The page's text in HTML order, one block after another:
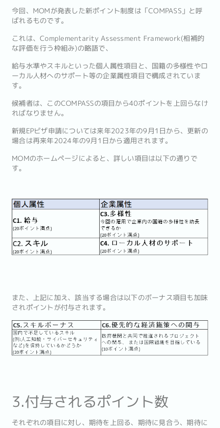
今回、MOMが発表した新ポイント制度は「COMPASS」と呼
ばれるものです。
これは、Complementarity Assessment Framework(相補的
な評価を行う枠組み)の略語で、
給与水準やスキルといった個人属性項目と、国籍の多様性やロ
ーカル人材へのサポート等の企業属性項目で構成されていま
す。
候補者は、このCOMPASSの項目から40ポイントを上回らなけ
ればなりません。
新規EPビザ申請については来年2023年の9月1日から、更新の
場合は再来年2024年の9月1日から適用されます。
MOMのホームページによると、詳しい項目は以下の通りで
す。
また、上記に加え、該当する場合は以下のボーナス項目も加味
されポイントが付与されます。
3.付与されるポイント数
それぞれの項目に対し、期待を上回る、期待に見合う、期待に